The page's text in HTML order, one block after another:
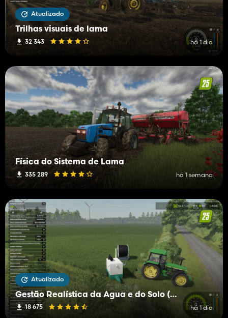
Atualizado
Trilhas visuais de lama
32 343 há 1 dia
Física do Sistema de Lama
335 289 há 1 semana
Atualizado
Gestão Realística da Água e do Solo (RWSM)
18 675 há 1 dia